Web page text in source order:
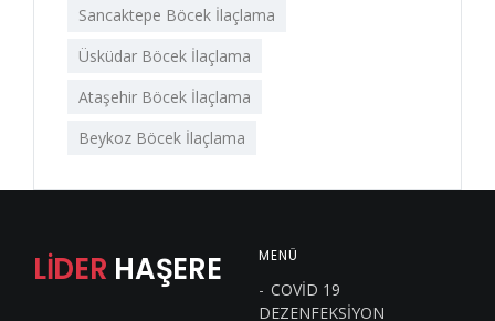
Sancaktepe Böcek İlaçlama
Üsküdar Böcek İlaçlama
Ataşehir Böcek İlaçlama
Beykoz Böcek İlaçlama
LİDER HAŞERE MENÜ
COVİD 19
DEZENFEKSİYON